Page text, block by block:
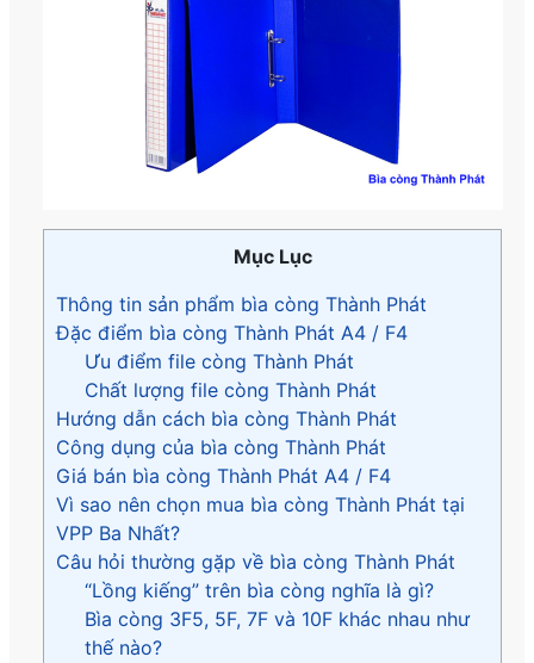
Mục Lục
Thông tin sản phẩm bìa còng Thành Phát
Đặc điểm bìa còng Thành Phát A4 / F4
Ưu điểm file còng Thành Phát
Chất lượng file còng Thành Phát
Hướng dẫn cách bìa còng Thành Phát
Công dụng của bìa còng Thành Phát
Giá bán bìa còng Thành Phát A4 / F4
Vì sao nên chọn mua bìa còng Thành Phát tại
VPP Ba Nhất?
Câu hỏi thường gặp về bìa còng Thành Phát
“Lồng kiếng” trên bìa còng nghĩa là gì?
Bìa còng 3F5, 5F, 7F và 10F khác nhau như
thế nào?